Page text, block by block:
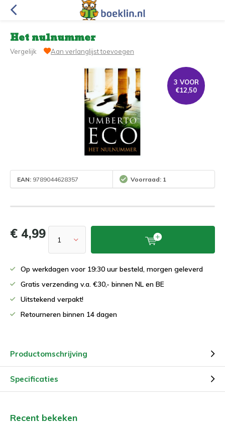
Het nulnummer
Vergelijk Aan verlanglijst toevoegen
3 VOOR
€12,50
EAN: 9789044628357 Voorraad: 1
€ 4,99
Op werkdagen voor 19:30 uur besteld, morgen geleverd
Gratis verzending v.a. €30,- binnen NL en BE
Uitstekend verpakt!
Retourneren binnen 14 dagen
Productomschrijving
Specificaties
Recent bekeken